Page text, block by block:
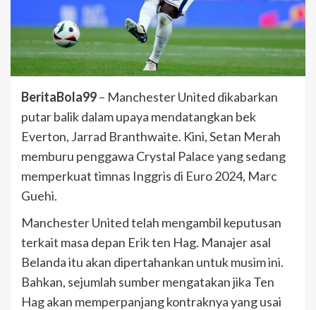
BeritaBola99– Manchester United dikabarkan
putar balik dalam upaya mendatangkan bek
Everton, Jarrad Branthwaite. Kini, Setan Merah
memburu penggawa Crystal Palace yang sedang
memperkuat timnas Inggris di Euro 2024, Marc
Guehi.
Manchester United telah mengambil keputusan
terkait masa depan Erik ten Hag. Manajer asal
Belanda itu akan dipertahankan untuk musim ini.
Bahkan, sejumlah sumber mengatakan jika Ten
Hag akan memperpanjang kontraknya yang usai